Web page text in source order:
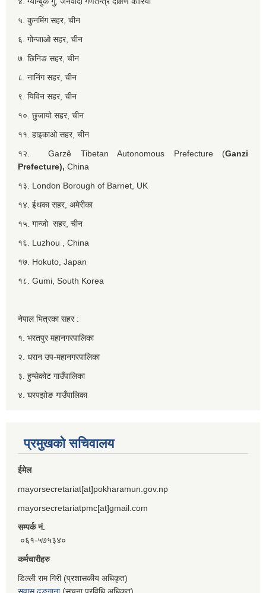
५. कुनमिंग सहर, चीन
६. गोन्जाओ सहर, चीन
७. छिनिङ सहर, चीन
८. नानिंग सहर, चीन
९. यिविन सहर, चीन
१०. छुजायो सहर, चीन
११. हाइकाओ सहर, चीन
१२. Garzê Tibetan Autonomous Prefecture (Ganzi
Prefecture), China
१३. London Borough of Barnet, UK
१४. ईथका सहर, अमेरीका
१५. गान्जो सहर, चीन
१६. Luzhou , China
१७. Hokuto, Japan
१८. Gumi, South Korea
नेपाल भित्रका सहर :
१. भरतपुर महानगरपालिका
२. धरान उप-महानगरपालिका
३. हुप्सेकोट गाउँपालिका
४. घरपझोङ गाउँपालिका
प्रमुखको सचिवालय
ईमेल
mayorsecretariat[at]pokharamun.gov.np
mayorsecretariatpmc[at]gmail.com
सम्पर्क नं.
०६१-५७५३४०
कर्मचारीहरु
डिल्ली राम गिरी (प्रशासकीय अधिकृत)